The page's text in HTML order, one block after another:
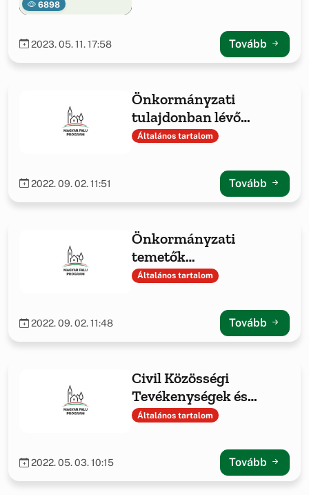
6898
2023. 05. 11. 17:58 Tovább
Önkormányzati
tulajdonban lévő
ingatlanok fejlesztése
Általános tartalom
2022. 09. 02. 11:51 Tovább
Önkormányzati
temetők
infrastrukturális
Általános tartalom
2022. 09. 02. 11:48 Tovább
Civil Közösségi
Tevékenységek és
Feltételeinek
Általános tartalom
2022. 05. 03. 10:15 Tovább